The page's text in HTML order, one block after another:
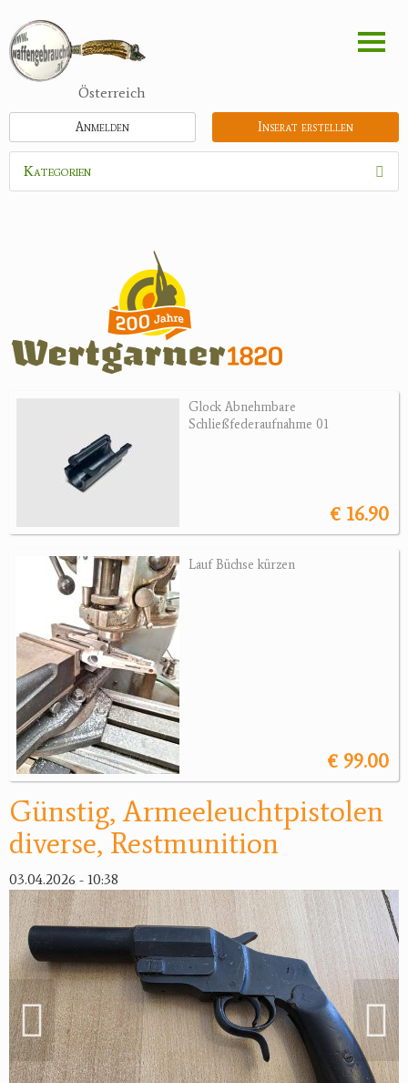
zum
Inhalt
Österreich
Inserat erstellen
Anmelden
Kategorien
Schrotmunition
Büchsenpatronen
Faustfeuerwaffen
Randfeuerwaffen
Bogensport
Zubehör
Jagdangebote
Jagdreviere
Bücher, Videos
Antikes
Geschenke
Reviereinrichtungen
Glock Abnehmbare
Schließfederaufnahme 01
€ 16.90
Lauf Büchse kürzen
€ 99.00
Günstig, Armeeleuchtpistolen
diverse, Restmunition
03.04.2026 - 10:38